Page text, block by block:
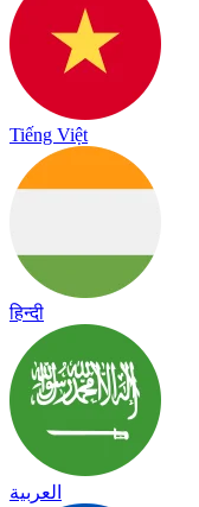
Tiếng Việt
हिन्दी
العربية